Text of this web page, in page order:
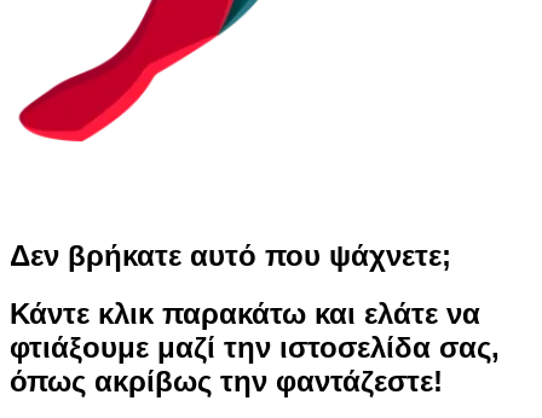
Δεν βρήκατε αυτό που ψάχνετε;
Κάντε κλικ παρακάτω και ελάτε να
φτιάξουμε μαζί την ιστοσελίδα σας,
όπως ακρίβως την φαντάζεστε!